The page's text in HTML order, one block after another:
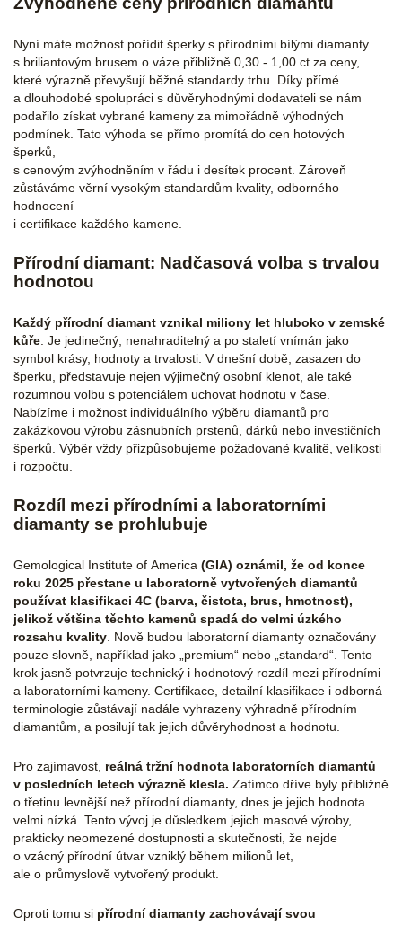
Nyní máte možnost pořídit šperky s přírodními bílými diamanty
s briliantovým brusem o váze přibližně 0,30 - 1,00 ct za ceny,
které výrazně převyšují běžné standardy trhu. Díky přímé
a dlouhodobé spolupráci s důvěryhodnými dodavateli se nám
podařilo získat vybrané kameny za mimořádně výhodných
podmínek. Tato výhoda se přímo promítá do cen hotových
šperků,
s cenovým zvýhodněním v řádu i desítek procent. Zároveň
zůstáváme věrní vysokým standardům kvality, odborného
hodnocení
i certifikace každého kamene.
Přírodní diamant: Nadčasová volba s trvalou
hodnotou
Každý přírodní diamant vznikal miliony let hluboko v zemské
kůře . Je jedinečný, nenahraditelný a po staletí vnímán jako
symbol krásy, hodnoty a trvalosti. V dnešní době, zasazen do
šperku, představuje nejen výjimečný osobní klenot, ale také
rozumnou volbu s potenciálem uchovat hodnotu v čase.
Nabízíme i možnost individuálního výběru diamantů pro
zakázkovou výrobu zásnubních prstenů, dárků nebo investičních
šperků. Výběr vždy přizpůsobujeme požadované kvalitě, velikosti
i rozpočtu.
Rozdíl mezi přírodními a laboratorními
diamanty se prohlubuje
Gemological Institute of America (GIA) oznámil, že od konce
roku 2025 přestane u laboratorně vytvořených diamantů
používat klasifikaci 4C (barva, čistota, brus, hmotnost),
jelikož většina těchto kamenů spadá do velmi úzkého
rozsahu kvality . Nově budou laboratorní diamanty označovány
pouze slovně, například jako „premium“ nebo „standard“. Tento
krok jasně potvrzuje technický i hodnotový rozdíl mezi přírodními
a laboratorními kameny. Certifikace, detailní klasifikace i odborná
terminologie zůstávají nadále vyhrazeny výhradně přírodním
diamantům, a posilují tak jejich důvěryhodnost a hodnotu.
Pro zajímavost, reálná tržní hodnota laboratorních diamantů
v posledních letech výrazně klesla. Zatímco dříve byly přibližně
o třetinu levnější než přírodní diamanty, dnes je jejich hodnota
velmi nízká. Tento vývoj je důsledkem jejich masové výroby,
prakticky neomezené dostupnosti a skutečnosti, že nejde
o vzácný přírodní útvar vzniklý během milionů let,
ale o průmyslově vytvořený produkt.
Oproti tomu si přírodní diamanty zachovávají svou